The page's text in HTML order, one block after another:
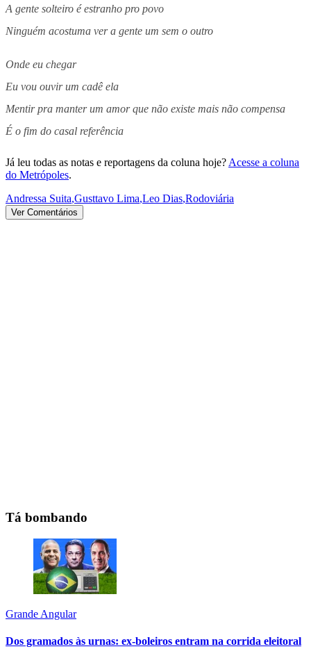
A gente solteiro é estranho pro povo
Ninguém acostuma ver a gente um sem o outro
Onde eu chegar
Eu vou ouvir um cadê ela
Mentir pra manter um amor que não existe mais não compensa
É o fim do casal referência
Já leu todas as notas e reportagens da coluna hoje? Acesse a coluna
do Metrópoles.
Andressa Suita,Gusttavo Lima,Leo Dias,Rodoviária
Ver Comentários
Tá bombando
Grande Angular
Dos gramados às urnas: ex-boleiros entram na corrida eleitoral